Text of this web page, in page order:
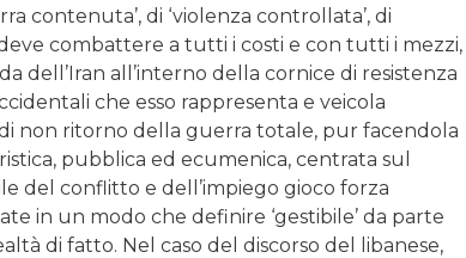
contenuta’, di ‘violenza controllata’, di
combattere a tutti i costi e con tutti i mezzi,
dell’Iran all’interno della cornice di resistenza
che esso rappresenta e veicola
non ritorno della guerra totale, pur facendola
pubblica ed ecumenica, centrata sul
del conflitto e dell’impiego gioco forza
in un modo che definire ‘gestibile’ da parte
di fatto. Nel caso del discorso del libanese,